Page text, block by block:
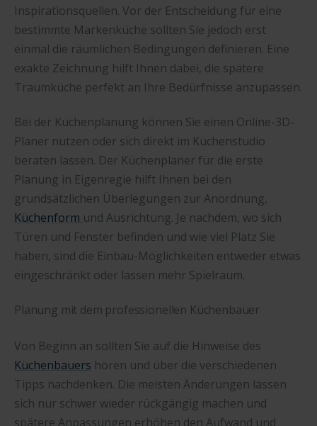
Inspirationsquellen. Vor der Entscheidung für eine
bestimmte Markenküche sollten Sie jedoch erst
einmal die räumlichen Bedingungen definieren. Eine
exakte Zeichnung hilft Ihnen dabei, die spätere
Traumküche perfekt an Ihre Bedürfnisse anzupassen.
Bei der Küchenplanung können Sie einen Online-3D-
Planer nutzen oder sich direkt im Küchenstudio
beraten lassen. Der Küchenplaner für die erste
Planung in Eigenregie hilft Ihnen bei den
grundsätzlichen Überlegungen zur Anordnung,
Küchenform und Ausrichtung. Je nachdem, wo sich
Türen und Fenster befinden und wie viel Platz Sie
haben, sind die Einbau-Möglichkeiten entweder etwas
eingeschränkt oder lassen mehr Spielraum.
Planung mit dem professionellen Küchenbauer
Von Beginn an sollten Sie auf die Hinweise des
Küchenbauers hören und über die verschiedenen
Tipps nachdenken. Die meisten Änderungen lassen
sich nur schwer wieder rückgängig machen und
spätere Anpassungen erhöhen den Aufwand und